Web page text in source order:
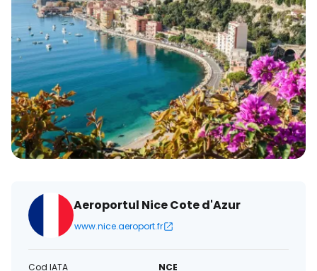
Aeroportul Nice Cote d'Azur
www.nice.aeroport.fr
Cod IATA
NCE